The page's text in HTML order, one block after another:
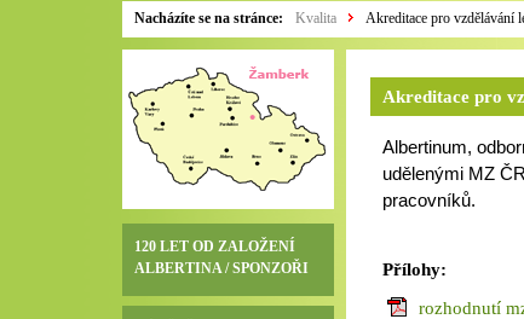
Nacházíte se na stránce: Kvalita Akreditace pro vzdělávání
120 LET OD ZALOŽENÍ
ALBERTINA / SPONZOŘI
Akreditace pro
Albertinum,
udělenými MZ
pracovníků.
Přílohy:
rozhodnutí